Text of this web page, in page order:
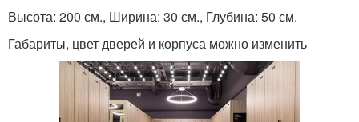
Высота: 200 см., Ширина: 30 см., Глубина: 50 см.
Габариты, цвет дверей и корпуса можно изменить